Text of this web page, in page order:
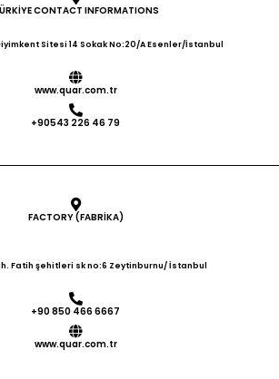
Gruppensteuerung: Duplex
Motorantriebsart: Fahren ohne
Zurückrutschen während des
Zyklustyp: Offener und
Antrieb, Steuerkarte,
einer einzigen Monoblock-Einheit
CONTACT INFORMATIONS
Sitesi 14 Sokak No:20/A Esenler/İstanbul
www.quar.com.tr
+90543 226 46 79
FACTORY (FABRİKA)
Fatih şehitleri sk no:6 Zeytinburnu/ İstanbul
+90 850 466 6667
www.quar.com.tr